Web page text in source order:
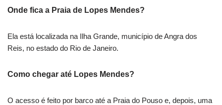
Onde fica a Praia de Lopes Mendes?
Ela está localizada na Ilha Grande, município de Angra dos
Reis, no estado do Rio de Janeiro.
Como chegar até Lopes Mendes?
O acesso é feito por barco até a Praia do Pouso e, depois, uma